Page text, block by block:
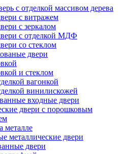
с отделкой массивом дерева
с витражем
с зеркалом
с отделкой МДФ
со стеклом
двери
и стеклом
вагонкой
винилискожей
входные двери
двери с порошковым
металле
металлические двери
двери